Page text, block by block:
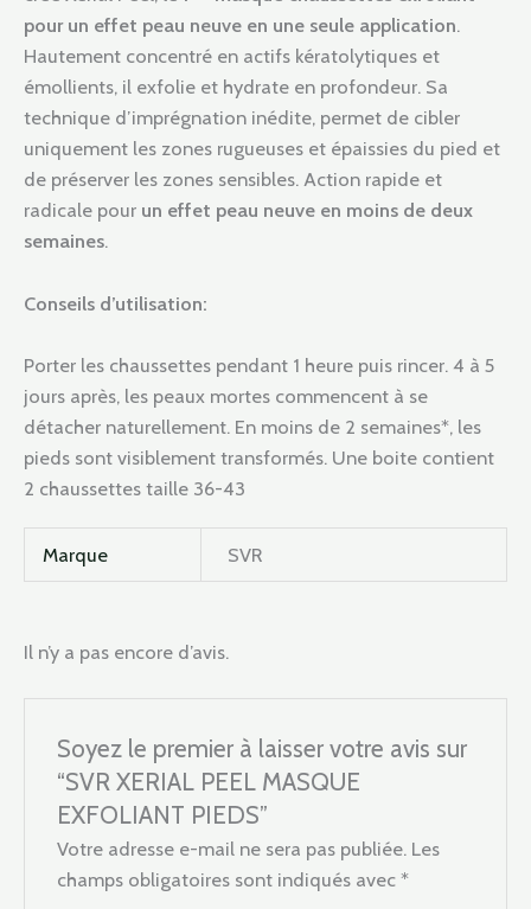
pour un effet peau neuve en une seule application.
Hautement concentré en actifs kératolytiques et
émollients, il exfolie et hydrate en profondeur. Sa
technique d’imprégnation inédite, permet de cibler
uniquement les zones rugueuses et épaissies du pied et
de préserver les zones sensibles. Action rapide et
radicale pour un effet peau neuve en moins de deux
semaines.
Conseils d’utilisation:
Porter les chaussettes pendant 1 heure puis rincer. 4 à 5
jours après, les peaux mortes commencent à se
détacher naturellement. En moins de 2 semaines*, les
pieds sont visiblement transformés. Une boite contient
2 chaussettes taille 36-43
Marque SVR
Il n’y a pas encore d’avis.
Soyez le premier à laisser votre avis sur
“SVR XERIAL PEEL MASQUE
EXFOLIANT PIEDS”
Votre adresse e-mail ne sera pas publiée. Les
champs obligatoires sont indiqués avec*